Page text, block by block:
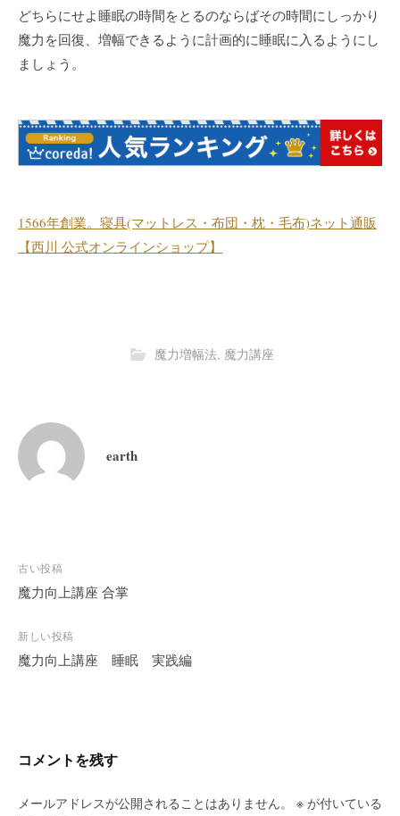
どちらにせよ睡眠の時間をとるのならばその時間にしっかり
魔力を回復、増幅できるように計画的に睡眠に入るようにし
ましょう。
1566年創業。寝具(マットレス・布団・枕・毛布)ネット通販
【西川 公式オンラインショップ】
魔力増幅法, 魔力講座
earth
投
稿
ビ
ゲ
ン
古い投稿
魔力向上講座 合掌
新しい投稿
魔力向上講座 睡眠 実践編
コメントを残す
メールアドレスが公開されることはありません。 ※ が付いている